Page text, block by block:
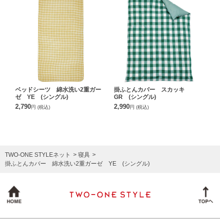
ベッドシーツ 綿水洗い2重ガー
ゼ YE (シングル)
2,790円 (税込)
掛ふとんカバー スカッキ
GR (シングル)
2,990円 (税込)
TWO-ONE STYLEネット
寝具
掛ふとんカバー 綿水洗い2重ガーゼ YE (シングル)